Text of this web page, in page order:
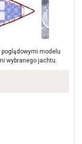
modelu
wybranego jachtu.